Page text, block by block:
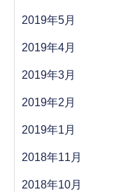
2019年5月
2019年4月
2019年3月
2019年2月
2019年1月
2018年11月
2018年10月